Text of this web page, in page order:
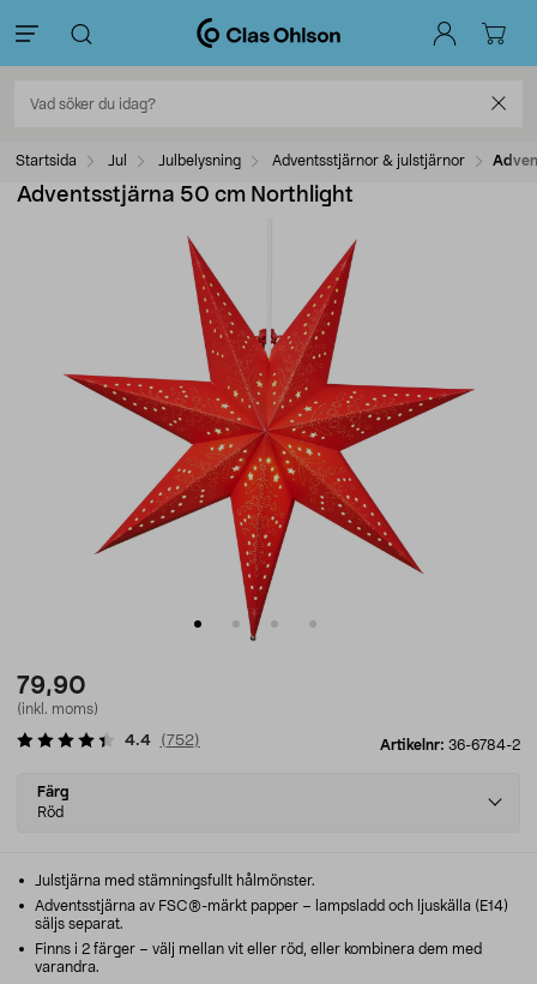
Startsida Jul Julbelysning Adventsstjärnor & julstjärnor
Adventsstjärna 50 cm Northlight
79,90
(inkl. moms)
Artikelnr: 36-6784-2
4.4 (752)
Select
variant
Färg
Röd
Julstjärna med stämningsfullt hålmönster.
Adventsstjärna av FSC®-märkt papper – lampsladd och ljuskälla (E14)
säljs separat.
Finns i 2 färger – välj mellan vit eller röd, eller kombinera dem med
varandra.